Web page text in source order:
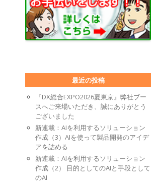
最近の投稿
『DX総合EXPO2026夏東京』弊社ブー
スへご来場いただき、誠にありがとう
ございました
新連載：AIを利用するソリューション
作成（3）AIを使って製品開発のアイデ
アを詰める
新連載：AIを利用するソリューション
作成（2） 目的としてのAIと手段として
のAI